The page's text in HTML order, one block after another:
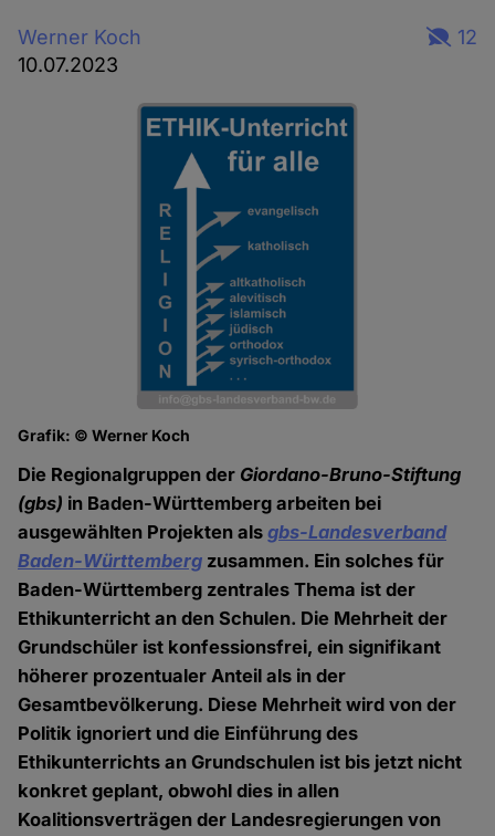
Werner Koch
10.07.2023
12
Grafik: © Werner Koch
Die Regionalgruppen der Giordano-Bruno-Stiftung
(gbs) in Baden-Württemberg arbeiten bei
ausgewählten Projekten alsgbs-Landesverband
Baden-Württemberg zusammen. Ein solches für
Baden-Württemberg zentrales Thema ist der
Ethikunterricht an den Schulen. Die Mehrheit der
Grundschüler ist konfessionsfrei, ein signifikant
höherer prozentualer Anteil als in der
Gesamtbevölkerung. Diese Mehrheit wird von der
Politik ignoriert und die Einführung des
Ethikunterrichts an Grundschulen ist bis jetzt nicht
konkret geplant, obwohl dies in allen
Koalitionsverträgen der Landesregierungen von